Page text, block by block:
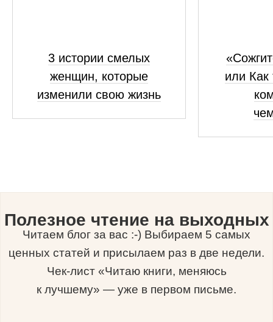
3 истории смелых
женщин, которые
изменили свою жизнь
или Как
Полезное чтение на выходных
Читаем блог за вас :-) Выбираем 5 самых
ценных статей и присылаем раз в две недели.
Чек-лист «Читаю книги, меняюсь
к лучшему» — уже в первом письме.